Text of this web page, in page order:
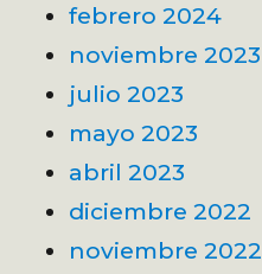
febrero 2024
noviembre 2023
julio 2023
mayo 2023
abril 2023
diciembre 2022
noviembre 2022